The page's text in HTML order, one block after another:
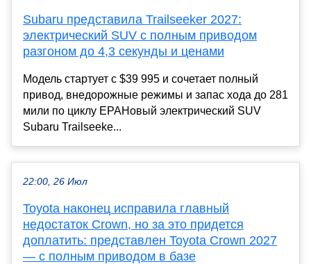
Subaru представила Trailseeker 2027:
электрический SUV с полным приводом
разгоном до 4,3 секунды и ценами
Модель стартует с $39 995 и сочетает полный
привод, внедорожные режимы и запас хода до 281
мили по циклу EPAНовый электрический SUV
Subaru Trailseeke...
22:00, 26 Июл
Toyota наконец исправила главный
недостаток Crown, но за это придется
доплатить: представлен Toyota Crown 2027
— с полным приводом в базе